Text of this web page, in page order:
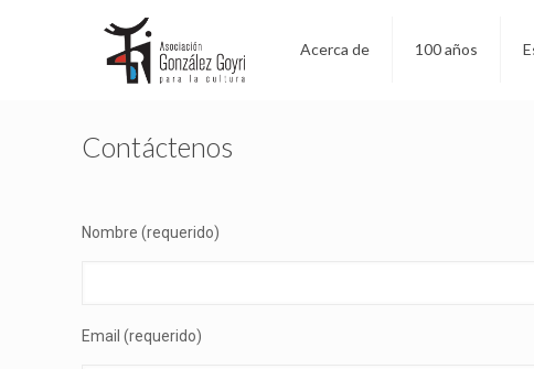
Acerca de 100 años
Contáctenos
Nombre (requerido)
Email (requerido)